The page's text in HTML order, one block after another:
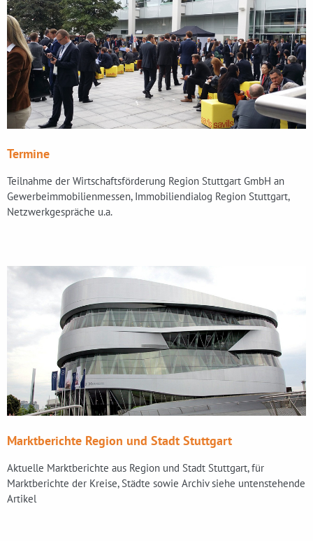
Termine
Teilnahme der Wirtschaftsförderung Region Stuttgart GmbH an
Gewerbeimmobilienmessen, Immobiliendialog Region Stuttgart,
Netzwerkgespräche u.a.
Marktberichte Region und Stadt Stuttgart
Aktuelle Marktberichte aus Region und Stadt Stuttgart, für
Marktberichte der Kreise, Städte sowie Archiv siehe untenstehende
Artikel